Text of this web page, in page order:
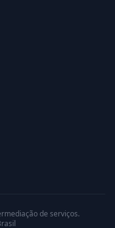
de serviços.